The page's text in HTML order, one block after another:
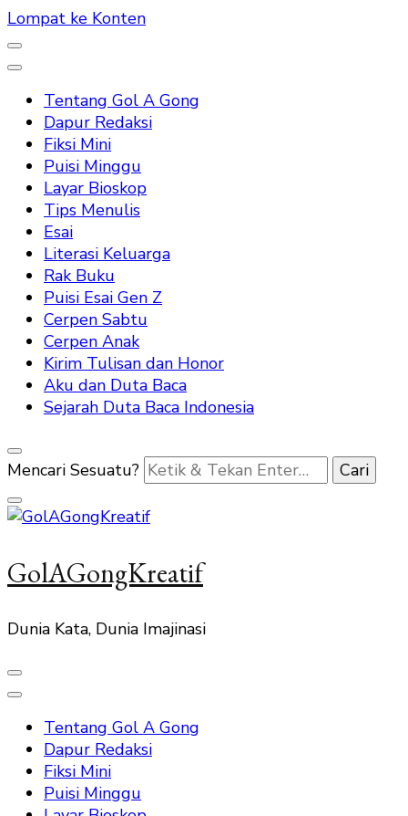
Lompat ke Konten
Tentang Gol A Gong
Dapur Redaksi
Fiksi Mini
Puisi Minggu
Layar Bioskop
Tips Menulis
Esai
Literasi Keluarga
Rak Buku
Puisi Esai Gen Z
Cerpen Sabtu
Cerpen Anak
Kirim Tulisan dan Honor
Aku dan Duta Baca
Sejarah Duta Baca Indonesia
Mencari Sesuatu?
GolAGongKreatif
Dunia Kata, Dunia Imajinasi
Tentang Gol A Gong
Dapur Redaksi
Fiksi Mini
Puisi Minggu